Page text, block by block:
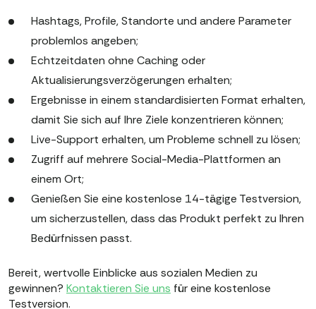
Hashtags, Profile, Standorte und andere Parameter
problemlos angeben;
Echtzeitdaten ohne Caching oder
Aktualisierungsverzögerungen erhalten;
Ergebnisse in einem standardisierten Format erhalten,
damit Sie sich auf Ihre Ziele konzentrieren können;
Live-Support erhalten, um Probleme schnell zu lösen;
Zugriff auf mehrere Social-Media-Plattformen an
einem Ort;
Genießen Sie eine kostenlose 14-tägige Testversion,
um sicherzustellen, dass das Produkt perfekt zu Ihren
Bedürfnissen passt.
Bereit, wertvolle Einblicke aus sozialen Medien zu
gewinnen? Kontaktieren Sie uns für eine kostenlose
Testversion.